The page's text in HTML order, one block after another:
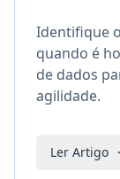
Identifique
quando é
de dados
agilidade.
Ler Artigo